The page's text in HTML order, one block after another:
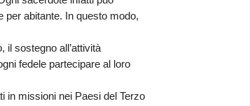
abitante. In questo modo,
il sostegno all’attività
fedele partecipare al loro
in missioni nei Paesi del Terzo